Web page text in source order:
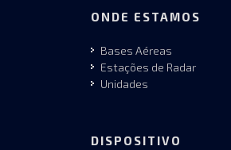
ONDE ESTAMOS
Bases Aéreas
Estações de Radar
Unidades
DISPOSITIVO